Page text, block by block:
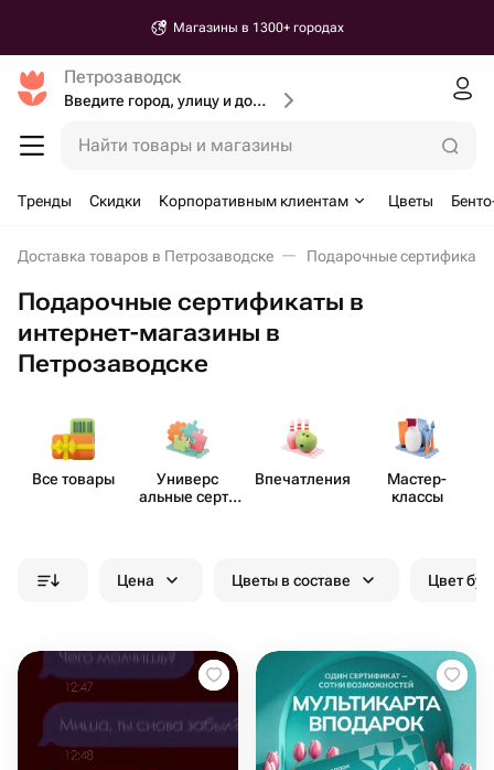
Магазины в 1300+ городах
Петрозаводск
Введите город, улицу и дом доставки
Найти товары и магазины
Тренды Скидки Корпоративным клиентам Цветы
Доставка товаров в Петрозаводске Подарочные
Подарочные сертификаты в
интернет-магазины в
Петрозаводске
Все товары
Универс​
альные серти​
Впеча​тления
Мастер-​
классы
Цена Цветы в составе Цвет